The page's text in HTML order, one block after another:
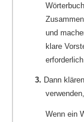
und
klare
erforderlich
3. Dann
Wenn ein